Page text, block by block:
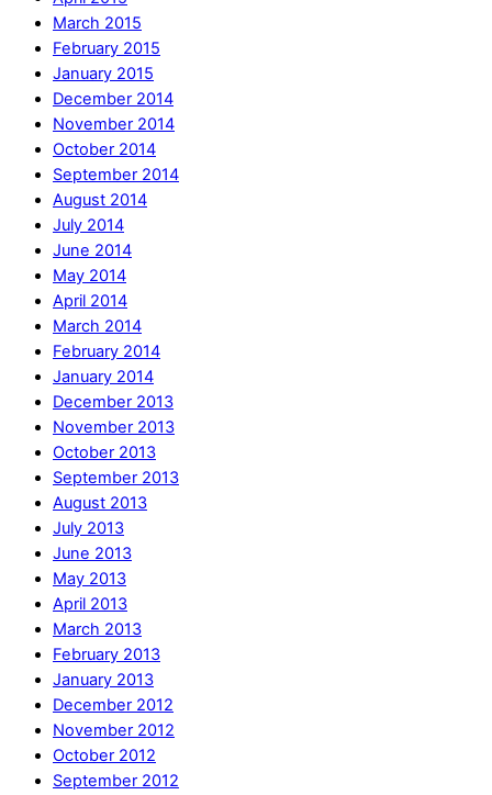
March 2015
February 2015
January 2015
December 2014
November 2014
October 2014
September 2014
August 2014
July 2014
June 2014
May 2014
April 2014
March 2014
February 2014
January 2014
December 2013
November 2013
October 2013
September 2013
August 2013
July 2013
June 2013
May 2013
April 2013
March 2013
February 2013
January 2013
December 2012
November 2012
October 2012
September 2012